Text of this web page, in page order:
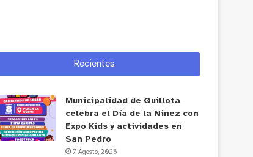
Recientes
Municipalidad de Quillota
celebra el Día de la Niñez con
Expo Kids y actividades en
San Pedro
7 Agosto, 2026